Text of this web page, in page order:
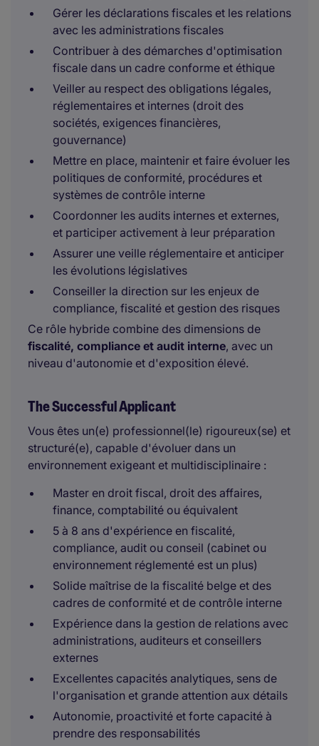
Gérer les déclarations fiscales et les relations
avec les administrations fiscales
Contribuer à des démarches d'optimisation
fiscale dans un cadre conforme et éthique
Veiller au respect des obligations légales,
réglementaires et internes (droit des
sociétés, exigences financières,
gouvernance)
Mettre en place, maintenir et faire évoluer les
politiques de conformité, procédures et
systèmes de contrôle interne
Coordonner les audits internes et externes,
et participer activement à leur préparation
Assurer une veille réglementaire et anticiper
les évolutions législatives
Conseiller la direction sur les enjeux de
compliance, fiscalité et gestion des risques
Ce rôle hybride combine des dimensions de
fiscalité, compliance et audit interne, avec un
niveau d'autonomie et d'exposition élevé.
The Successful Applicant
Vous êtes un(e) professionnel(le) rigoureux(se) et
structuré(e), capable d'évoluer dans un
environnement exigeant et multidisciplinaire :
Master en droit fiscal, droit des affaires,
finance, comptabilité ou équivalent
5 à 8 ans d'expérience en fiscalité,
compliance, audit ou conseil (cabinet ou
environnement réglementé est un plus)
Solide maîtrise de la fiscalité belge et des
cadres de conformité et de contrôle interne
Expérience dans la gestion de relations avec
administrations, auditeurs et conseillers
externes
Excellentes capacités analytiques, sens de
l'organisation et grande attention aux détails
Autonomie, proactivité et forte capacité à
prendre des responsabilités